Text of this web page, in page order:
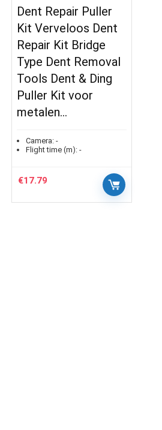
Dent Repair Puller
Kit Verveloos Dent
Repair Kit Bridge
Type Dent Removal
Tools Dent & Ding
Puller Kit voor
metalen…
Camera: -
Flight time (m): -
€17.79